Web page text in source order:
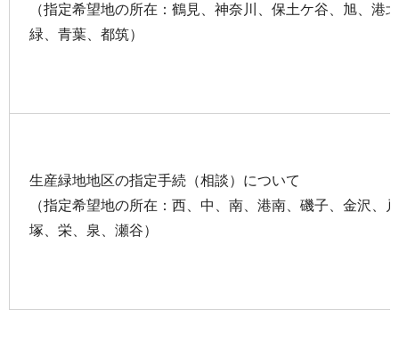
（指定希望地の所在：鶴見、神奈川、保土ケ谷、旭、港
緑、青葉、都筑）
生産緑地地区の指定手続（相談）について
（指定希望地の所在：西、中、南、港南、磯子、金沢、戸
塚、栄、泉、瀬谷）